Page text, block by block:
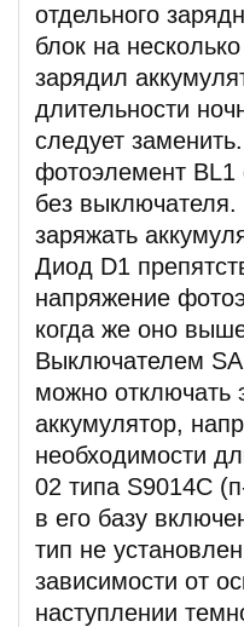
отдельного
блок на
зарядил
длительности
следует
фотоэлемент BL1
без выключателя.
заряжать
Диод D1
напряжение
когда же оно
Выключателем
можно отключать
аккумулятор,
необходимости
02 типа S9014C
в его базу
тип не
зависимости от
наступлении